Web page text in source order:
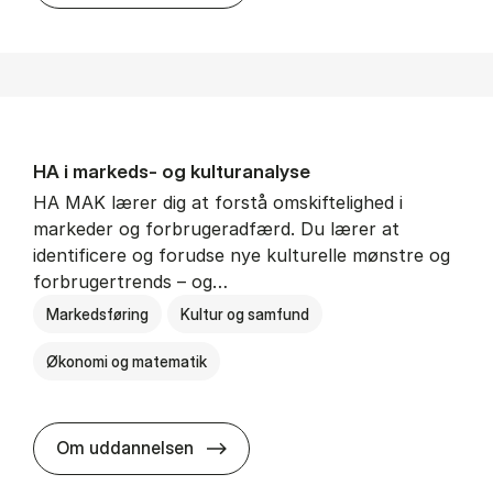
HA i mar­keds- og kul­tu­r­a­na­ly­se
HA MAK lærer dig at forstå omskiftelighed i
markeder og forbrugeradfærd. Du lærer at
identificere og forudse nye kulturelle mønstre og
forbrugertrends – og…
Markedsføring Kultur og samfund
Økonomi og matematik
Om uddannelsen HA i mar­keds- og kul­tu­r­a­na­ly­se